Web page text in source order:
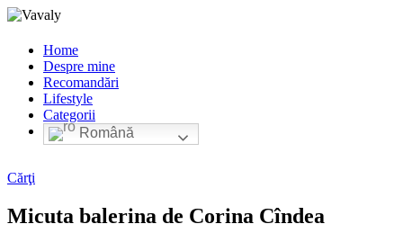
Home
Despre mine
Recomandări
Lifestyle
Categorii
Română
Cărţi
Micuta balerina de Corina Cîndea